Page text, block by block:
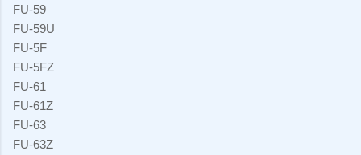
FU-59
FU-59U
FU-5F
FU-5FZ
FU-61
FU-61Z
FU-63
FU-63Z